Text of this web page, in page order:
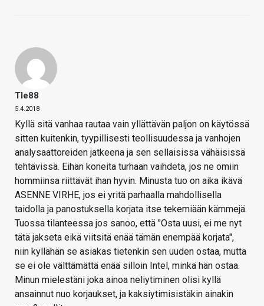
Tle88
5.4.2018
Kyllä sitä vanhaa rautaa vain yllättävän paljon on käytössä
sitten kuitenkin, tyypillisesti teollisuudessa ja vanhojen
analysaattoreiden jatkeena ja sen sellaisissa vähäisissä
tehtävissä. Eihän koneita turhaan vaihdeta, jos ne omiin
hommiinsa riittävät ihan hyvin. Minusta tuo on aika ikävä
ASENNE VIRHE, jos ei yritä parhaalla mahdollisella
taidolla ja panostuksella korjata itse tekemiään kämmejä.
Tuossa tilanteessa jos sanoo, että "Osta uusi, ei me nyt
tätä jakseta eikä viitsitä enää tämän enempää korjata",
niin kyllähän se asiakas tietenkin sen uuden ostaa, mutta
se ei ole välttämättä enää silloin Intel, minkä hän ostaa.
Minun mielestäni joka ainoa neliytiminen olisi kyllä
ansainnut nuo korjaukset, ja kaksiytimisistäkin ainakin